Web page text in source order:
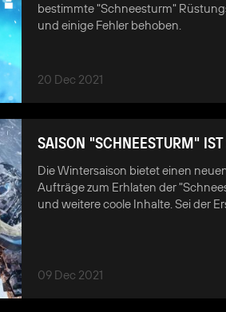
bestimmte "Schneesturm"
und einige Fehler behoben.
20 Dec 2021
SAISON "SCHNEESTURM"
Die Wintersaison bietet einen
Aufträge zum Erhlaten der
und weitere coole Inhalte. Sei der
09 Dec 2021